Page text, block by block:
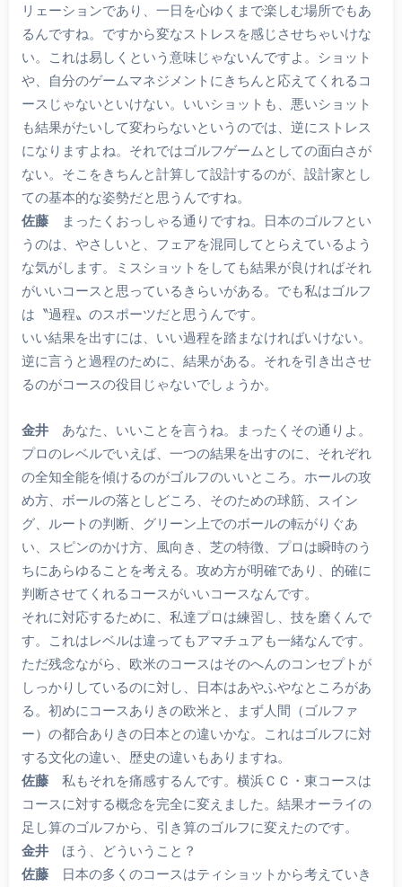
リェーションであり、一日を心ゆくまで楽しむ場所でもあ
るんですね。ですから変なストレスを感じさせちゃいけな
い。これは易しくという意味じゃないんですよ。ショット
や、自分のゲームマネジメントにきちんと応えてくれるコ
ースじゃないといけない。いいショットも、悪いショット
も結果がたいして変わらないというのでは、逆にストレス
になりますよね。それではゴルフゲームとしての面白さが
ない。そこをきちんと計算して設計するのが、設計家とし
ての基本的な姿勢だと思うんですね。
佐藤まったくおっしゃる通りですね。日本のゴルフとい
うのは、やさしいと、フェアを混同してとらえているよう
な気がします。ミスショットをしても結果が良ければそれ
がいいコースと思っているきらいがある。でも私はゴルフ
は〝過程〟のスポーツだと思うんです。
いい結果を出すには、いい過程を踏まなければいけない。
逆に言うと過程のために、結果がある。それを引き出させ
るのがコースの役目じゃないでしょうか。
金井あなた、いいことを言うね。まったくその通りよ。
プロのレベルでいえば、一つの結果を出すのに、それぞれ
の全知全能を傾けるのがゴルフのいいところ。ホールの攻
め方、ボールの落としどころ、そのための球筋、スイン
グ、ルートの判断、グリーン上でのボールの転がりぐあ
い、スピンのかけ方、風向き、芝の特徴、プロは瞬時のう
ちにあらゆることを考える。攻め方が明確であり、的確に
判断させてくれるコースがいいコースなんです。
それに対応するために、私達プロは練習し、技を磨くんで
す。これはレベルは違ってもアマチュアも一緒なんです。
ただ残念ながら、欧米のコースはそのへんのコンセプトが
しっかりしているのに対し、日本はあやふやなところがあ
る。初めにコースありきの欧米と、まず人間（ゴルファ
ー）の都合ありきの日本との違いかな。これはゴルフに対
する文化の違い、歴史の違いもありますね。
佐藤私もそれを痛感するんです。横浜ＣＣ・東コースは
コースに対する概念を完全に変えました。結果オーライの
足し算のゴルフから、引き算のゴルフに変えたのです。
金井ほう、どういうこと？
佐藤日本の多くのコースはティショットから考えていき